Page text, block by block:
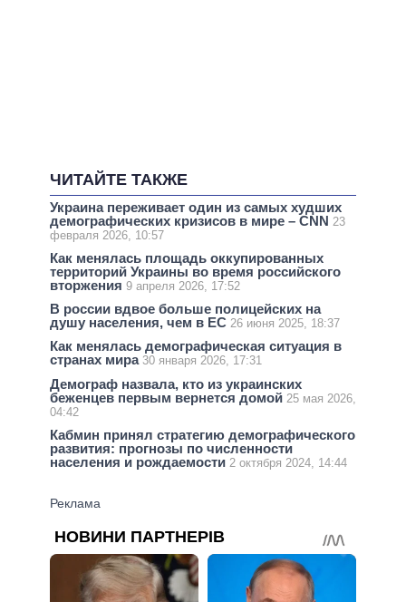
ЧИТАЙТЕ ТАКЖЕ
Украина переживает один из самых худших
демографических кризисов в мире – CNN 23
февраля 2026, 10:57
Как менялась площадь оккупированных
территорий Украины во время российского
вторжения 9 апреля 2026, 17:52
В россии вдвое больше полицейских на
душу населения, чем в ЕС 26 июня 2025, 18:37
Как менялась демографическая ситуация в
странах мира 30 января 2026, 17:31
Демограф назвала, кто из украинских
беженцев первым вернется домой 25 мая 2026,
04:42
Кабмин принял стратегию демографического
развития: прогнозы по численности
населения и рождаемости 2 октября 2024, 14:44